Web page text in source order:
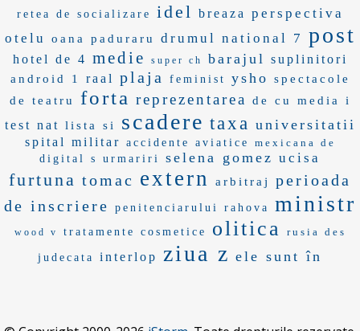
retea de socializare idel breaza
perspectiva
otelu
oana paduraru drumul national 7 post
hotel de 4 medie super ch barajul suplinitori
android 1 raal plaja feminist ysho
spectacole
de teatru
forta reprezentarea de cu media i
test nat lista si scadere taxa universitatii
spital militar accidente aviatice
mexicana de
digital s
urmariri selena gomez ucisa
furtuna tomac extern arbitraj
perioada
de inscriere
penitenciarului rahova ministr
wood v tratamente cosmetice olitica rusia des
judecata interlop ziua z ele sunt în